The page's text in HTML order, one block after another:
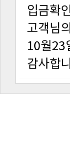
입금확
고객님
10월23
감사합